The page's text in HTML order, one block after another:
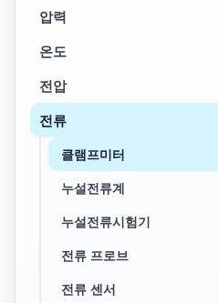
압력
온도
전압
전류
클램프미터
누설전류계
누설전류시험기
전류 프로브
전류 센서